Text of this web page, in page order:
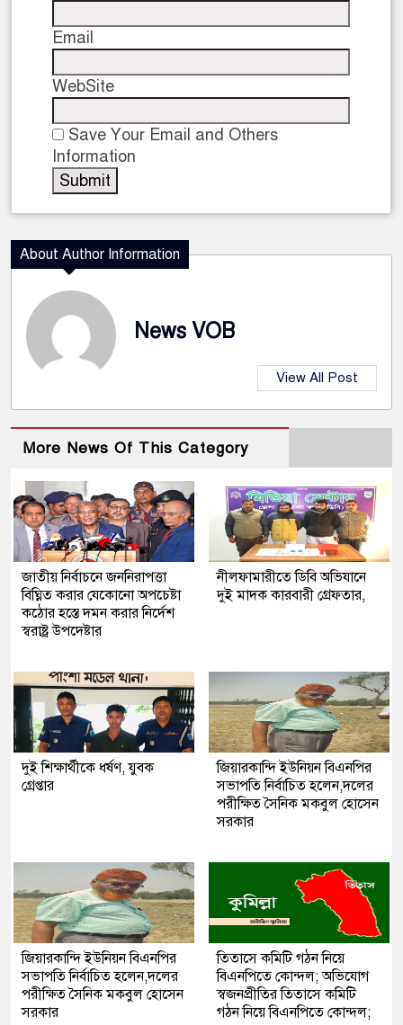
Email
WebSite
Save Your Email and Others
Information
About Author Information
News VOB
View All Post
More News Of This Category
জাতীয় নির্বাচনে জননিরাপত্তা
বিঘ্নিত করার যেকোনো অপচেষ্টা
কঠোর হস্তে দমন করার নির্দেশ
স্বরাষ্ট্র উপদেষ্টার
নীলফামারীতে ডিবি অভিযানে
দুই মাদক কারবারী গ্রেফতার,
দুই শিক্ষার্থীকে ধর্ষণ, যুবক
গ্রেপ্তার
জিয়ারকান্দি ইউনিয়ন বিএনপির
সভাপতি নির্বাচিত হলেন,দলের
পরীক্ষিত সৈনিক মকবুল হোসেন
সরকার
জিয়ারকান্দি ইউনিয়ন বিএনপির
সভাপতি নির্বাচিত হলেন,দলের
পরীক্ষিত সৈনিক মকবুল হোসেন
সরকার
তিতাসে কমিটি গঠন নিয়ে
বিএনপিতে কোন্দল; অভিযোগ
স্বজনপ্রীতির তিতাসে কমিটি
গঠন নিয়ে বিএনপিতে কোন্দল;